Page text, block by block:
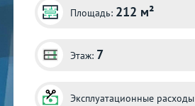
Площадь: 212 м²
Этаж: 7
Эксплуатационные